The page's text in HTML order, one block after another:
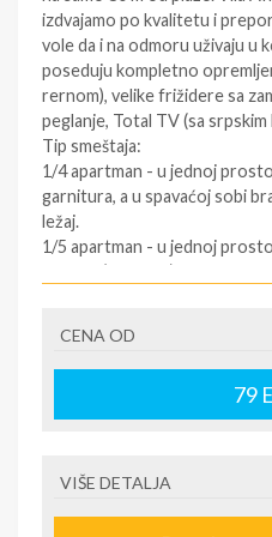
izdvajamo po kvalitetu i
vole da i na odmoru uživaju u
poseduju kompletno
rernom), velike frižidere sa
peglanje, Total TV (sa srpskim
Tip smeštaja:
1/4 apartman - u jednoj
garnitura, a u spavaćoj sobi
ležaj.
1/5 apartman - u jednoj
(trosed) i jedan običan ležaj,
ležaj i bračni ležaj (trosed).
1/6+1 apartman - u jednoj
(trosed), jedan običan ležaj i
(trosed).
CENA OD
79
VIŠE DETALJA